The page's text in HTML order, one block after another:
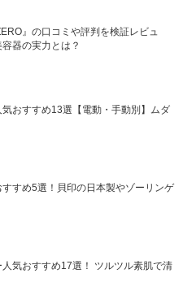
』の口コミや評判を検証レビュ
器の実力とは？
おすすめ13選【電動・手動別】ムダ
すめ5選！貝印の日本製やゾーリンゲ
気おすすめ17選！ ツルツル素肌で清